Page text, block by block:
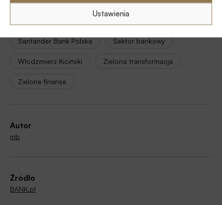
Ustawienia
Santander Bank Polska Sektor bankowy
Włodzimierz Kiciński Zielona transformacja
Zielone finanse
Autor
mb
Źródło
BANK.pl